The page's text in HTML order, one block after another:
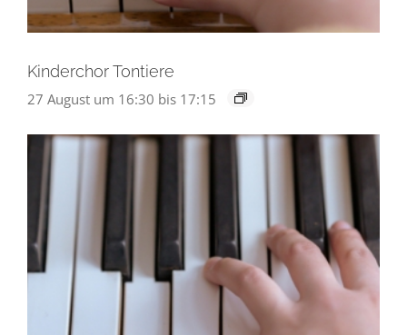
Kinderchor Tontiere
27 August um 16:30 bis 17:15